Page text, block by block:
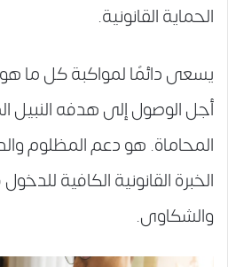
الحماية القانونية.
يسعى دائمًا لمواكبة كل ما
أجل الوصول إلى هدفه النبيل
المحاماة. هو دعم المظلوم
الخبرة القانونية الكافية
والشكاوى.